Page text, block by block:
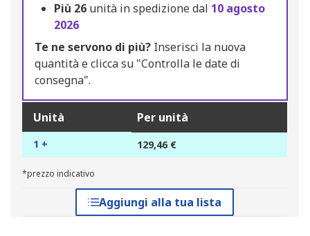
Più 26 unità in spedizione dal 10 agosto
2026
Te ne servono di più? Inserisci la nuova
quantità e clicca su "Controlla le date di
consegna".
Unità Per unità
1 + 129,46 €
*prezzo indicativo
Aggiungi alla tua lista